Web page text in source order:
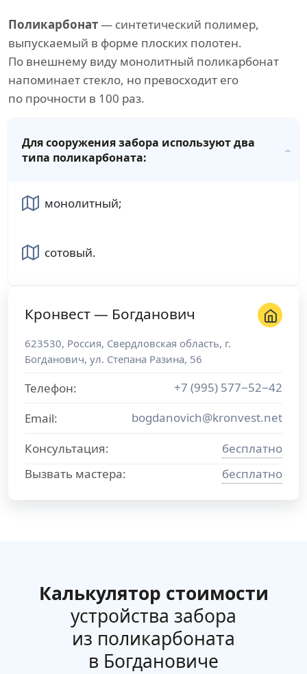
Поликарбонат— синтетический полимер,
выпускаемый в форме плоских полотен.
По внешнему виду монолитный поликарбонат
напоминает стекло, но превосходит его
по прочности в 100 раз.
Для сооружения забора используют два
типа поликарбоната:
монолитный;
сотовый.
Кронвест — Богданович
623530, Россия, Свердловская область, г.
Богданович, ул. Степана Разина, 56
Телефон:
+7 (995) 577−52−42
Email:
bogdanovich@kronvest.net
Консультация:
бесплатно
Вызвать мастера:
бесплатно
Калькулятор стоимости
устройства забора
из поликарбоната
в Богдановиче